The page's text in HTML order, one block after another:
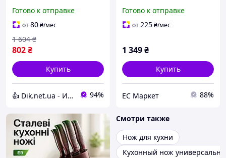
Универсальный набор
ножей XN-36
Готово к отправке
от80₴/мес
802₴
1 604 ₴
Купить
👍 Dik.net.ua - Интернет магазин 94%
домашние,
Универсальный набор
Готово к отправке
от225₴/мес
1 349₴
Купить
EC Маркет 88%
Смотри также
Нож для кухни
Кухонный нож